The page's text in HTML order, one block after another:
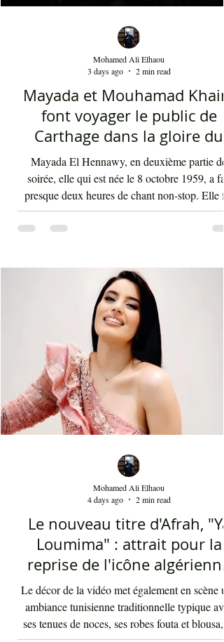
Mayada et Mouhamad Khairy
font voyager le public de
Carthage dans la gloire du
chant et de la musique
Mayada El Hennawy, en deuxième partie de
soirée, elle qui est née le 8 octobre 1959, a fait
meilleurs musiciens du pays qui s'exécutaient
la baguette de Youssef Belheni. Devant un
très ravi par sa rencontre jusqu'à une heure du
matin, la diva syrienne a chanté les tubes qui
fait sa gloire et qui passent en boucle depuis
décennies dans les radios de masse dans not
Mohamed Ali Elhaou
3 days ago
2 min read
Le nouveau titre d'Afrah, "Ya
Loumima" : attrait pour la
reprise de l'icône algérienne
Rabah Driassa
Le décor de la vidéo met également en scène
Mohamed Ali Elhaou
4 days ago
2 min read